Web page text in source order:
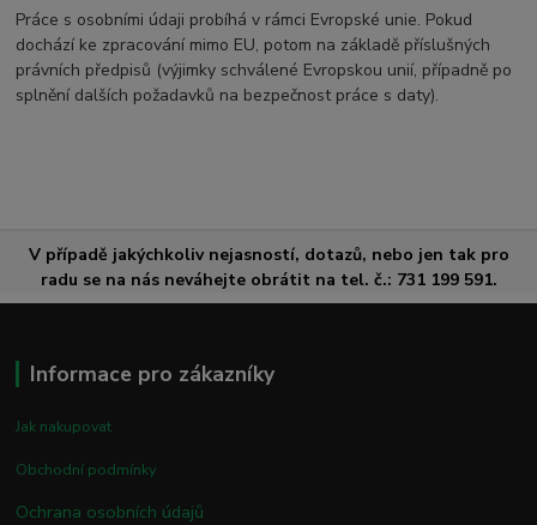
Práce s osobními údaji probíhá v rámci Evropské unie. Pokud
dochází ke zpracování mimo EU, potom na základě příslušných
právních předpisů (výjimky schválené Evropskou unií, případně po
splnění dalších požadavků na bezpečnost práce s daty).
V případě jakýchkoliv nejasností, dotazů, nebo jen tak pro
radu se na nás neváhejte obrátit na tel. č.: 731 199 591.
Informace pro zákazníky
Jak nakupovat
Obchodní podmínky
Ochrana osobních údajů